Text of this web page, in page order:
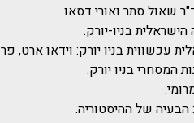
שאול סתר ואורי דסאו.
בניו-יורק.
עכשווית בניו יורק: וידאו ארט,
המסחרי בניו יורק.
הבעיה של ההיסטוריה.